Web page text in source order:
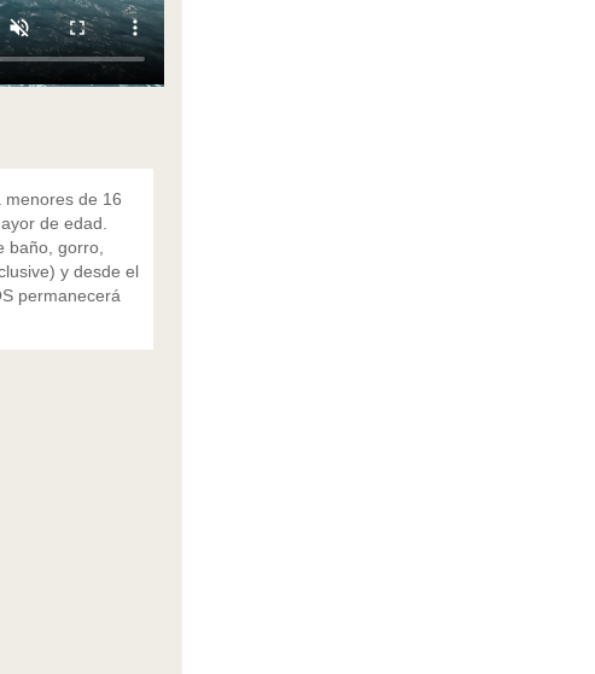
menores de 16
de edad.
baño, gorro,
y desde el
permanecerá